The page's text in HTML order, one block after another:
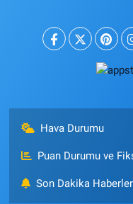
Hava Durumu
Puan Durumu ve
Son Dakika